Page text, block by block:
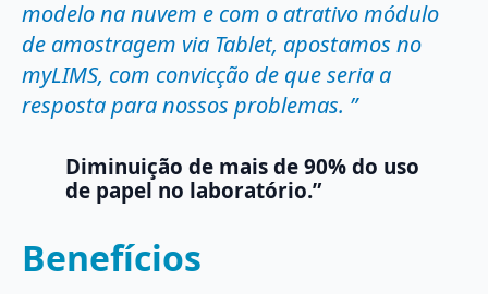
modelo na nuvem e com o atrativo módulo
de amostragem via Tablet, apostamos no
myLIMS, com convicção de que seria a
resposta para nossos problemas. ”
Diminuição de mais de 90% do uso
de papel no laboratório.”
Benefícios